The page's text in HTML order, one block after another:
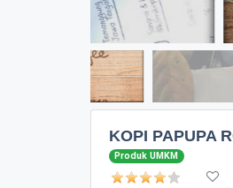
KOPI PAPUPA
Produk UMKM